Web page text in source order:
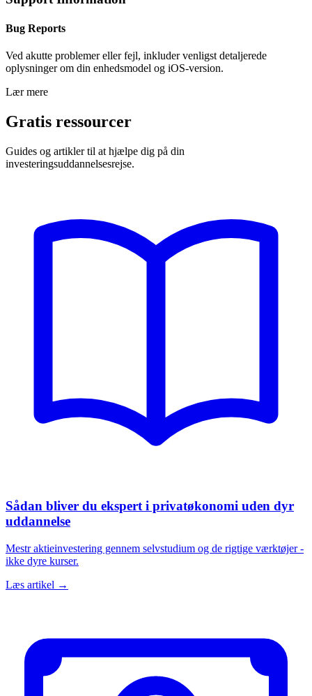
Bug Reports
Ved akutte problemer eller fejl, inkluder venligst detaljerede
oplysninger om din enhedsmodel og iOS-version.
Lær mere
Gratis ressourcer
Guides og artikler til at hjælpe dig på din
investeringsuddannelsesrejse.
Sådan bliver du ekspert i privatøkonomi uden dyr
uddannelse
Mestr aktieinvestering gennem selvstudium og de rigtige værktøjer -
ikke dyre kurser.
Læs artikel →